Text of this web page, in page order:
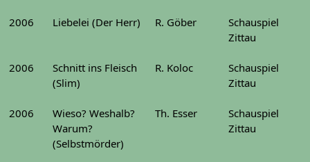
2006 Liebelei (Der Herr) R. Göber
Schauspiel
Zittau
2006
Schnitt ins Fleisch
(Slim)
R. Koloc
Schauspiel
Zittau
2006
Wieso? Weshalb?
Warum?
(Selbstmörder)
Th. Esser
Schauspiel
Zittau